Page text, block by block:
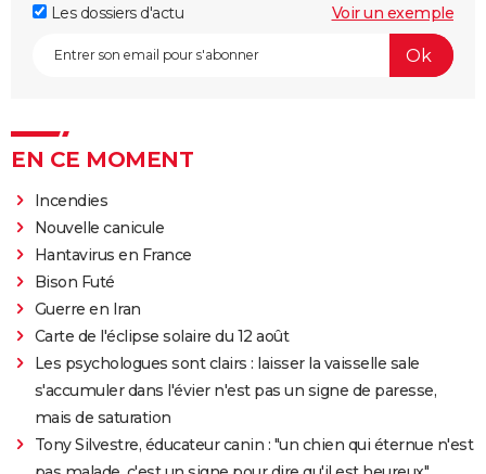
Les dossiers d'actu
Voir un exemple
EN CE MOMENT
Incendies
Nouvelle canicule
Hantavirus en France
Bison Futé
Guerre en Iran
Carte de l'éclipse solaire du 12 août
Les psychologues sont clairs : laisser la vaisselle sale
s'accumuler dans l'évier n'est pas un signe de paresse,
mais de saturation
Tony Silvestre, éducateur canin : "un chien qui éternue n'est